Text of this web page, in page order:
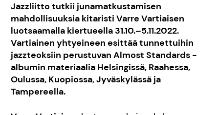
Jazzliitto tutkii junamatkustamisen
mahdollisuuksia kitaristi Varre Vartiaisen
luotsaamalla kiertueella 31.10.–5.11.2022.
Vartiainen yhtyeineen esittää tunnettuihin
jazzteoksiin perustuvan Almost Standards -
albumin materiaalia Helsingissä, Raahessa,
Oulussa, Kuopiossa, Jyväskylässä ja
Tampereella.